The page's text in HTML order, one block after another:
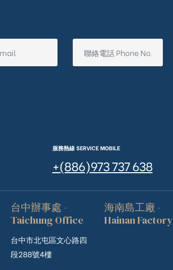
服務熱線 SERVICE MOBILE
+(886)973 737 638
台中辦事處 -
Taichung Office
台中市北屯區文心路四
段288號4樓
海南島工廠 -
Hainan Factory